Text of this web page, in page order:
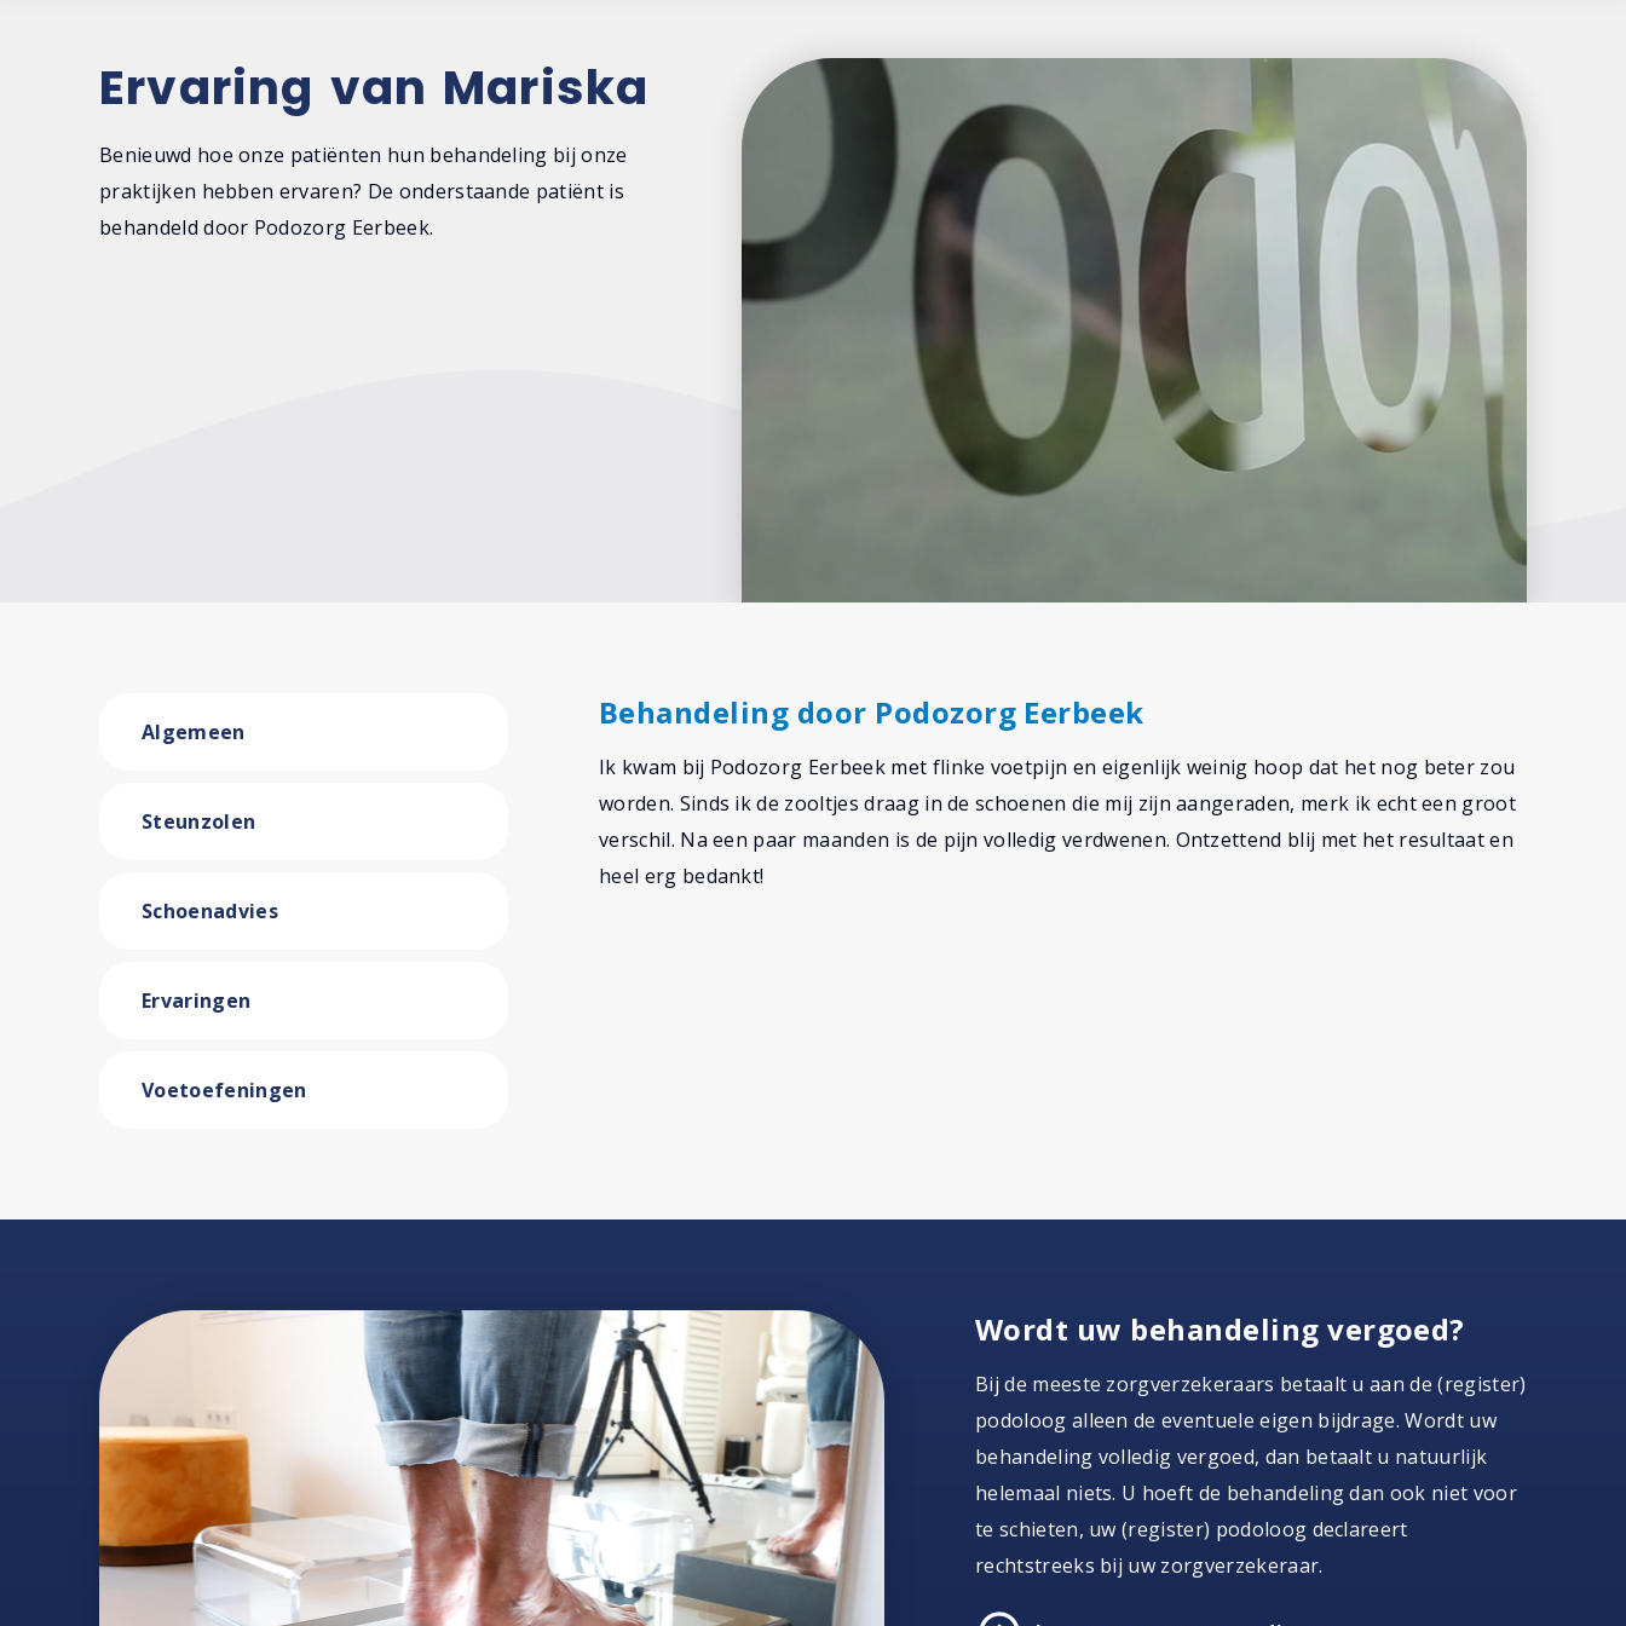
Ervaring van Mariska
Benieuwd hoe onze patiënten hun behandeling bij onze
praktijken hebben ervaren? De onderstaande patiënt is
behandeld door Podozorg Eerbeek.
Algemeen
Steunzolen
Schoenadvies
Ervaringen
Voetoefeningen
Behandeling door Podozorg Eerbeek
Ik kwam bij Podozorg Eerbeek met flinke voetpijn en eigenlijk weinig hoop dat het nog beter zou
worden. Sinds ik de zooltjes draag in de schoenen die mij zijn aangeraden, merk ik echt een groot
verschil. Na een paar maanden is de pijn volledig verdwenen. Ontzettend blij met het resultaat en
heel erg bedankt!
Wordt uw behandeling vergoed?
Bij de meeste zorgverzekeraars betaalt u aan de (register)
podoloog alleen de eventuele eigen bijdrage. Wordt uw
behandeling volledig vergoed, dan betaalt u natuurlijk
helemaal niets. U hoeft de behandeling dan ook niet voor
te schieten, uw (register) podoloog declareert
rechtstreeks bij uw zorgverzekeraar.